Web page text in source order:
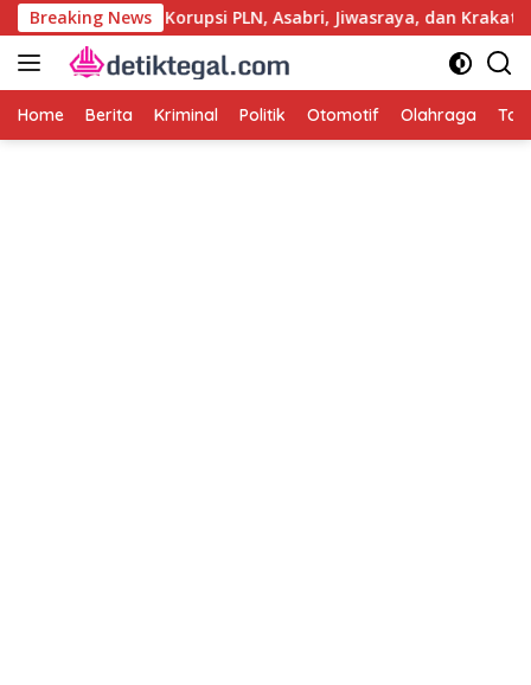
Langsung
ke
konten
Breaking News
Usut Kasus Korupsi PLN, Asabri, Jiwasraya, dan Krakatau
Home Berita Kriminal Politik Otomotif Olahraga